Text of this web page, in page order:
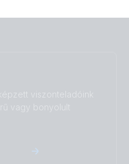
viszonteladóink
vagy bonyolult